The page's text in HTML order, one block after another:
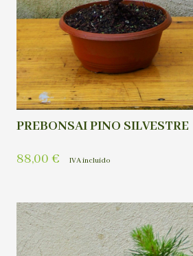
PREBONSAI PINO SILVESTRE
88,00 € IVA incluído